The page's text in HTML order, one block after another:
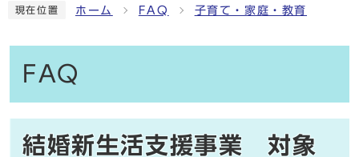
現在位置 ホーム FAQ 子育て・家庭・教育
FAQ
結婚新生活支援事業 対象